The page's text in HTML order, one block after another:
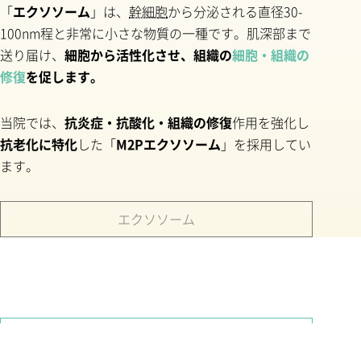
「エクソソーム 」は、 幹細胞から分泌される直径30-
100nm程と非常に小さな物質の一種です。肌深部まで
送り届け、 細胞から活性化させ、組織の細胞・組織の
修復を促します。
当院では、 抗炎症・抗酸化・組織の修復作用を強化し
抗老化に特化した「M2Pエクソソーム 」を採用してい
ます。
エクソソーム